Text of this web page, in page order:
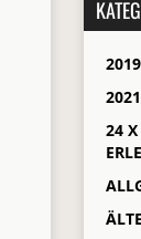
2019
2021
24